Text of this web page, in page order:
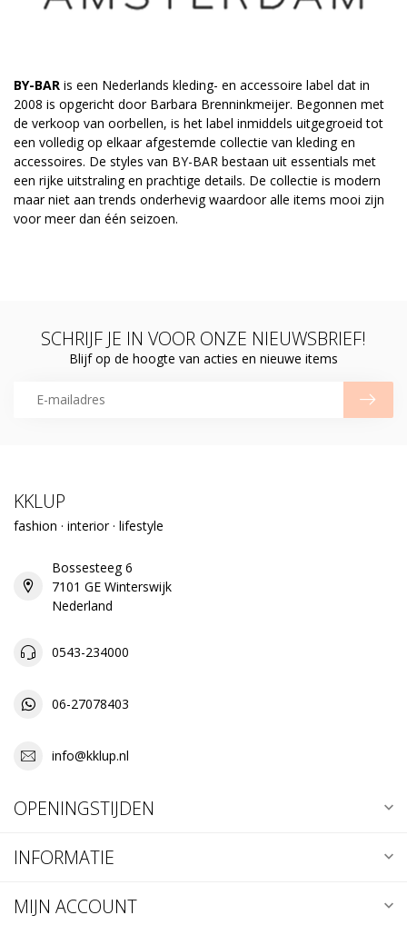
BY-BAR is een Nederlands kleding- en accessoire label dat in
2008 is opgericht door Barbara Brenninkmeijer. Begonnen met
de verkoop van oorbellen, is het label inmiddels uitgegroeid tot
een volledig op elkaar afgestemde collectie van kleding en
accessoires. De styles van BY-BAR bestaan uit essentials met
een rijke uitstraling en prachtige details. De collectie is modern
maar niet aan trends onderhevig waardoor alle items mooi zijn
voor meer dan één seizoen.
SCHRIJF JE IN VOOR ONZE NIEUWSBRIEF!
Blijf op de hoogte van acties en nieuwe items
KKLUP
fashion · interior · lifestyle
Bossesteeg 6
7101 GE Winterswijk
Nederland
0543-234000
06-27078403
info@kklup.nl
OPENINGSTIJDEN
INFORMATIE
MIJN ACCOUNT